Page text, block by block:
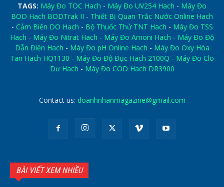
TAGS: Máy Đo TOC Hach - Máy Đo UV254 Hach - Máy Đo
BOD Hach BODTrak II - Thiết Bị Quan Trắc Nước Online Hach
- Cảm Biến DO Hach - Bộ Thuốc Thử TNT Hach - Máy Đo TSS
Hach - Máy Đo Nitrat Hach - Máy Đo Amoni Hach - Máy Đo Độ
Dẫn Điện Hach - Máy Đo pH Online Hach - Máy Đo Oxy Hòa
Tan Hach HQ1130 - Máy Đo Độ Đục Hach 2100Q - Máy Đo Clo
Dư Hach - Máy Đo COD Hach DR3900
Contact us: doanhnhanmagazine@gmail.com
BÀI VIẾT XEM NHIỀU